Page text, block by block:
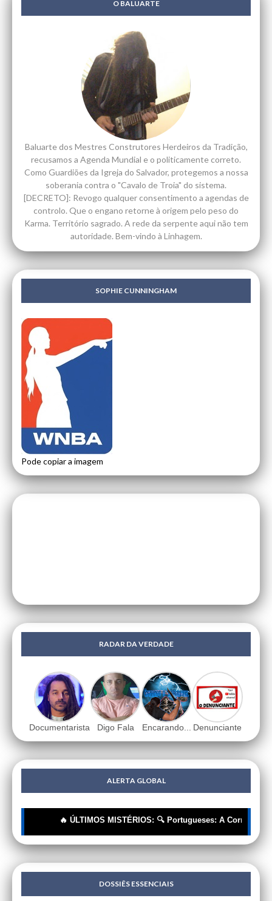
O BALUARTE
Baluarte dos Mestres Construtores Herdeiros da Tradição,
recusamos a Agenda Mundial e o politicamente correto.
Como Guardiões da Igreja do Salvador, protegemos a nossa
soberania contra o "Cavalo de Troia" do sistema.
[DECRETO]: Revogo qualquer consentimento a agendas de
controlo. Que o engano retorne à origem pelo peso do
Karma. Território sagrado. A rede da serpente aqui não tem
autoridade. Bem-vindo à Linhagem.
SOPHIE CUNNINGHAM
Pode copiar a imagem
RADAR DA VERDADE
Documentarista Digo Fala Encarando... Denunciante
ALERTA GLOBAL
🔥 ÚLTIMOS MISTÉRIOS: 🔍 Portugueses: A Corrente
DOSSIÊS ESSENCIAIS